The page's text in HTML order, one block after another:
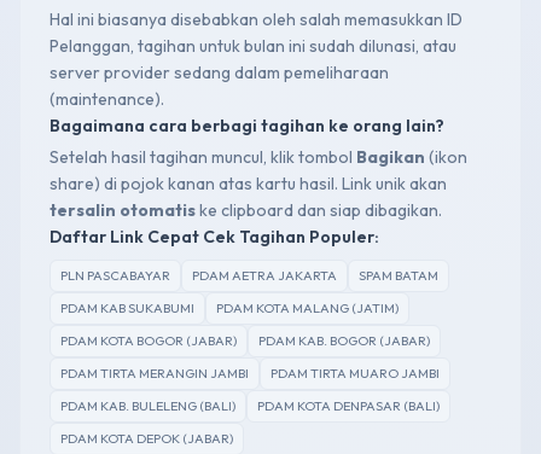
Hal ini biasanya disebabkan oleh salah memasukkan ID
Pelanggan, tagihan untuk bulan ini sudah dilunasi, atau
server provider sedang dalam pemeliharaan
(maintenance).
Bagaimana cara berbagi tagihan ke orang lain?
Setelah hasil tagihan muncul, klik tombol Bagikan (ikon
share) di pojok kanan atas kartu hasil. Link unik akan
tersalin otomatiske clipboard dan siap dibagikan.
Daftar Link Cepat Cek Tagihan Populer:
PLN PASCABAYAR PDAM AETRA JAKARTA
SPAM BATAM
PDAM KAB SUKABUMI
PDAM KOTA MALANG (JATIM)
PDAM KOTA BOGOR (JABAR)
PDAM KAB. BOGOR (JABAR)
PDAM TIRTA MERANGIN JAMBI
PDAM TIRTA MUARO JAMBI
PDAM KAB. BULELENG (BALI)
PDAM KOTA DENPASAR (BALI)
PDAM KOTA DEPOK (JABAR)